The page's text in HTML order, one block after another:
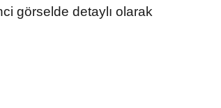
görselde detaylı olarak